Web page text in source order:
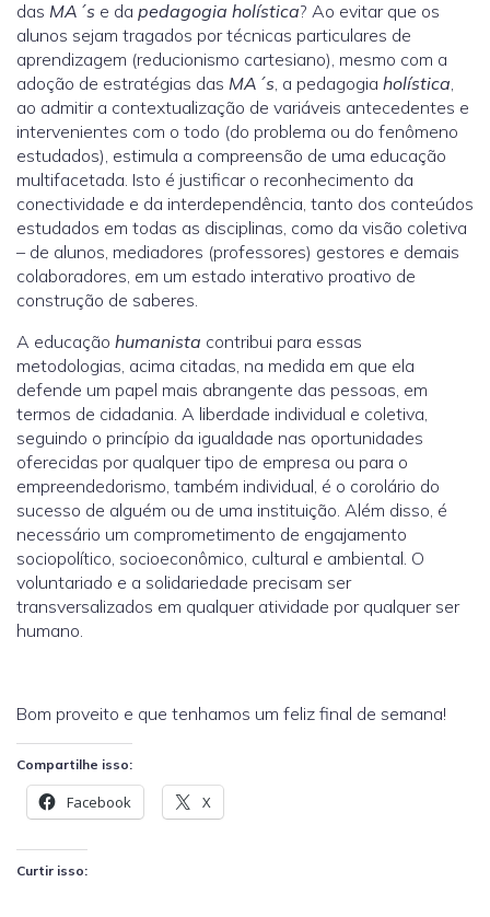
das MA´s e da pedagogia holística? Ao evitar que os
alunos sejam tragados por técnicas particulares de
aprendizagem (reducionismo cartesiano), mesmo com a
adoção de estratégias das MA´s, a pedagogia holística,
ao admitir a contextualização de variáveis antecedentes e
intervenientes com o todo (do problema ou do fenômeno
estudados), estimula a compreensão de uma educação
multifacetada. Isto é justificar o reconhecimento da
conectividade e da interdependência, tanto dos conteúdos
estudados em todas as disciplinas, como da visão coletiva
– de alunos, mediadores (professores) gestores e demais
colaboradores, em um estado interativo proativo de
construção de saberes.
A educação humanista contribui para essas
metodologias, acima citadas, na medida em que ela
defende um papel mais abrangente das pessoas, em
termos de cidadania. A liberdade individual e coletiva,
seguindo o princípio da igualdade nas oportunidades
oferecidas por qualquer tipo de empresa ou para o
empreendedorismo, também individual, é o corolário do
sucesso de alguém ou de uma instituição. Além disso, é
necessário um comprometimento de engajamento
sociopolítico, socioeconômico, cultural e ambiental. O
voluntariado e a solidariedade precisam ser
transversalizados em qualquer atividade por qualquer ser
humano.
Bom proveito e que tenhamos um feliz final de semana!
Compartilhe isso:
Facebook X
Curtir isso: